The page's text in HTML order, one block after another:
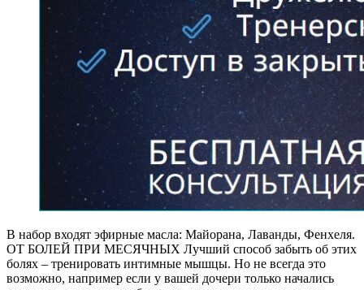
В набор входят эфирные масла: Майорана, Лаванды, Фенхеля.
ОТ БОЛЕЙ ПРИ МЕСЯЧНЫХ Лучший способ забыть об этих
болях – тренировать интимные мышцы. Но не всегда это
возможно, например если у вашей дочери только начались